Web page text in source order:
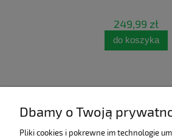
249,99 zł
do koszyka
Dbamy o Twoją
Pliki cookies i pokrewne im technologie